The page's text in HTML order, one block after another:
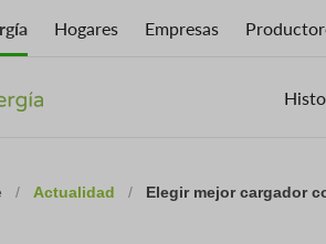
Hogares Empresas
/ Actualidad / Elegir mejor cargador